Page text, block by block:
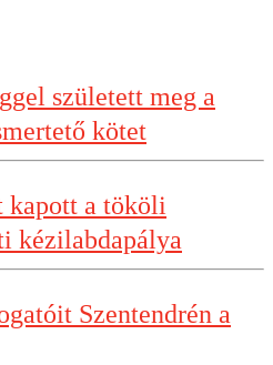
született meg a
kötet
kapott a tököli
kézilabdapálya
Szentendrén a